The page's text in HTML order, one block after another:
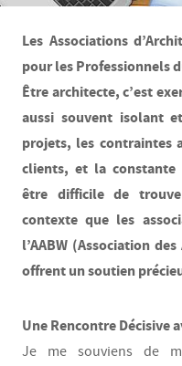
Les Associations
pour les Professionnels
Être architecte, c’est
aussi souvent isolant
projets, les contraintes
clients, et la constante
être difficile de
contexte que les
l’AABW (Association
offrent un soutien
Une Rencontre Décisive
Je me souviens de